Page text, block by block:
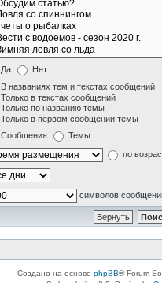
Да Нет
В названиях тем и текстах сообщений
Только в текстах сообщений
Только по названию темы
Только в первом сообщении темы
Сообщения Темы
по
символов
Создано на основе phpBB® Forum